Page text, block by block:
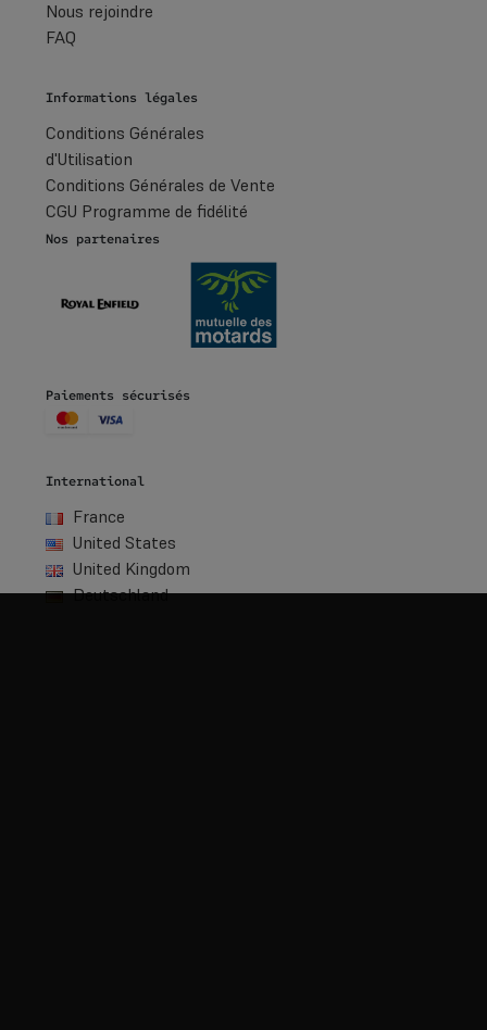
Nous rejoindre
FAQ
Informations légales
Conditions Générales
d'Utilisation
Conditions Générales de Vente
CGU Programme de fidélité
Nos partenaires
Paiements sécurisés
International
France
United States
United Kingdom
Deutschland